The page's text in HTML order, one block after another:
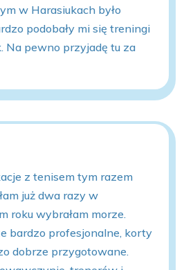
w Harasiukach było
podobały mi się treningi
Na pewno przyjadę tu za
z tenisem tym razem
już dwa razy w
roku wybrałam morze.
bardzo profesjonalne, korty
dobrze przygotowane.